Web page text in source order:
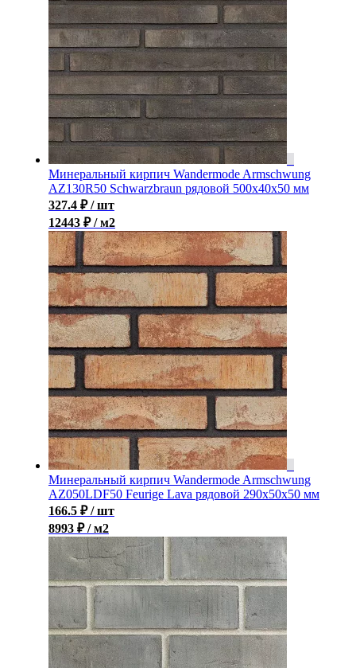
Минеральный кирпич Wandermode Armschwung
AZ130R50 Schwarzbraun рядовой 500x40x50 мм
327.4 ₽ / шт
12443 ₽ / м2
Минеральный кирпич Wandermode Armschwung
AZ050LDF50 Feurige Lava рядовой 290x50x50 мм
166.5 ₽ / шт
8993 ₽ / м2